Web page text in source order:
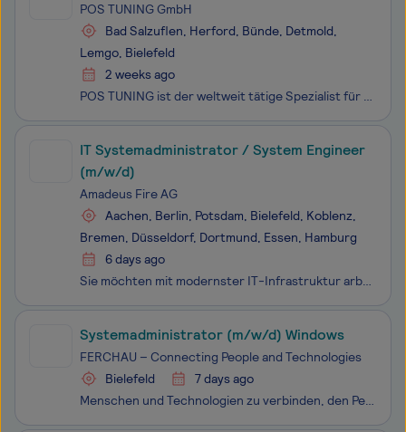
POS TUNING GmbH
Bad Salzuflen, Herford, Bünde, Detmold,
Lemgo, Bielefeld
2 weeks ago
POS TUNING ist der weltweit tätige Spezialist für den Point of Sale. Unsere Vision des „glücklichen Shoppers“ ist unser Antrieb und unsere Motivation, Einkaufen einfach besser zu machen. Wir automatisieren und digitalisieren den stationären Einzelhandel, um Zeit für das Wichtigste zu schaffen: den K
IT Systemadministrator / System Engineer
(m/w/d)
Amadeus Fire AG
Aachen, Berlin, Potsdam, Bielefeld, Koblenz,
Bremen, Düsseldorf, Dortmund, Essen, Hamburg
6 days ago
Sie möchten mit modernster IT-Infrastruktur arbeiten, Ihre Expertise in einem innovativen Umfeld einbringen und dabei von einem attraktiven Gehaltspaket sowie flexiblen Arbeitszeiten profitieren? Dann ist diese Position genau das Richtige für Sie!Unser Mandant - ein führendes Unternehmen im Technolo
Systemadministrator (m/w/d) Windows
FERCHAU – Connecting People and Technologies
Bielefeld
7 days ago
Menschen und Technologien zu verbinden, den Perfect Match für unsere Kunden zu gestalten, immer die richtigen Expert:innen für die jeweilige Herausforderung zu finden - das ist unser Anspruch bei FERCHAU und dafür suchen wir dich: als ambitionierte:n Kolleg:in, der:die wie wir Technologien auf die n